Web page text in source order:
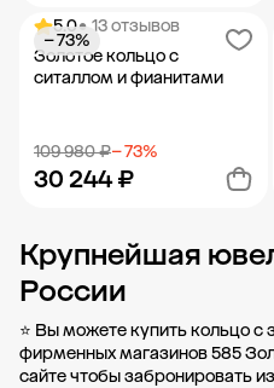
Добавить в корзину
5.0• 13 отзывов
Золотое кольцо с
ситаллом и фианитами
109 980 ₽− 73%
30 244 ₽
− 73%
Добавить в корзину
Крупнейшая
России
⭐ Вы можете купить кольцо
фирменных магазинов 585
сайте чтобы забронировать